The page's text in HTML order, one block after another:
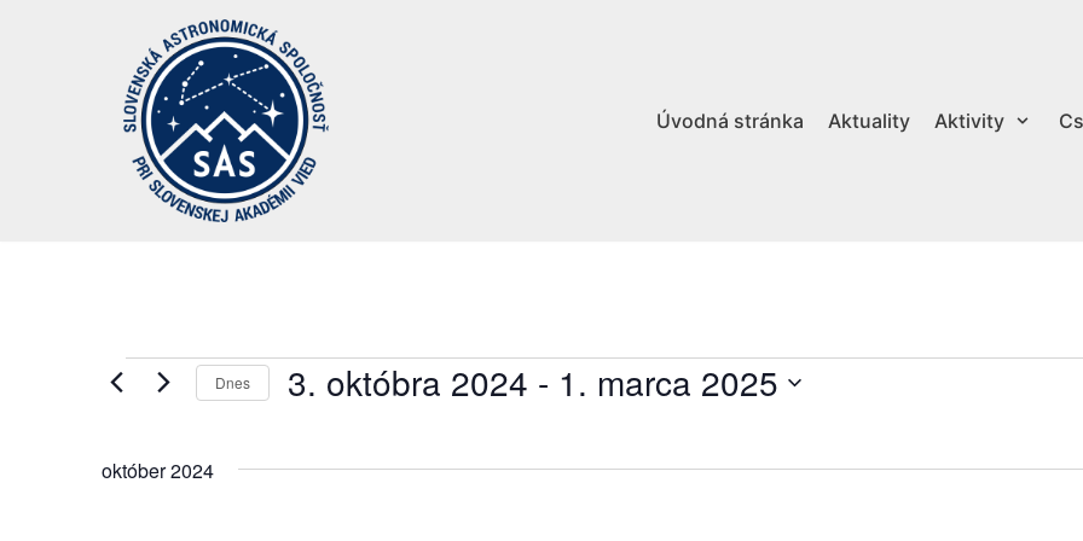
Úvodná stránka Aktuality Aktivity
Dnes 3. októbra 2024 - 1. marca 2025
október 2024